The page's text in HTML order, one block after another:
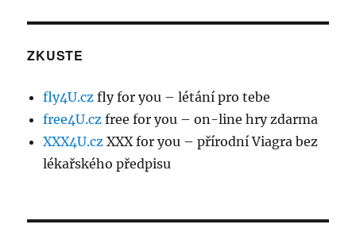
ZKUSTE
fly4U.cz fly for you – létání pro tebe
free4U.cz free for you – on-line hry zdarma
XXX4U.cz XXX for you – přírodní Viagra bez
lékařského předpisu